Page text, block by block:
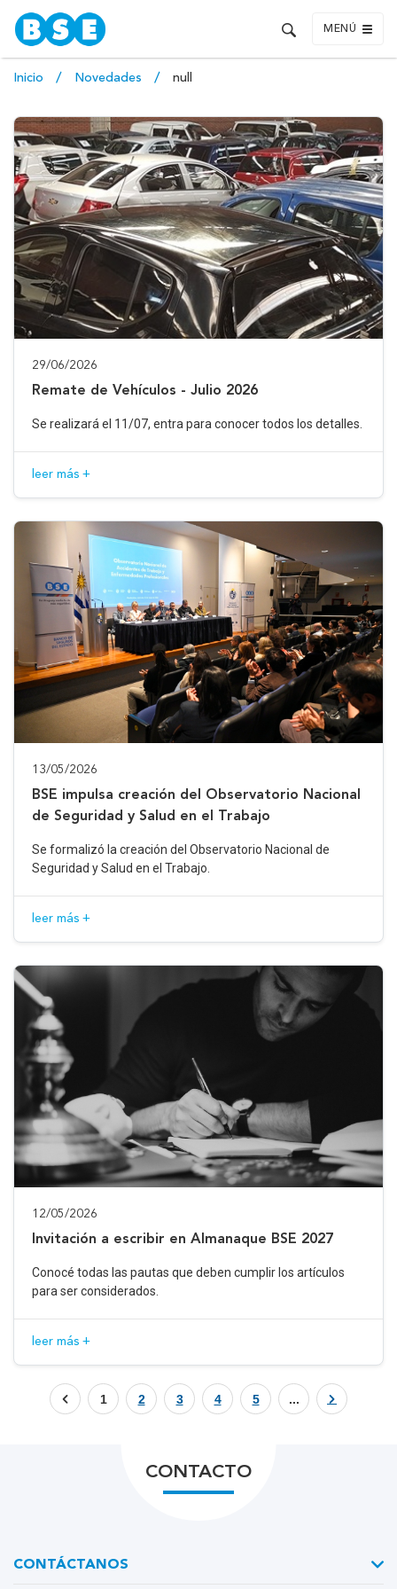
MENÚ
Inicio Novedades null
29/06/2026
Remate de Vehículos - Julio 2026
Se realizará el 11/07, entra para conocer todos los detalles.
leer más +
13/05/2026
BSE impulsa creación del Observatorio Nacional
de Seguridad y Salud en el Trabajo
Se formalizó la creación del Observatorio Nacional de
Seguridad y Salud en el Trabajo.
leer más +
12/05/2026
Invitación a escribir en Almanaque BSE 2027
Conocé todas las pautas que deben cumplir los artículos
para ser considerados.
leer más +
1 2 3 4 5 ...
CONTACTO
CONTÁCTANOS